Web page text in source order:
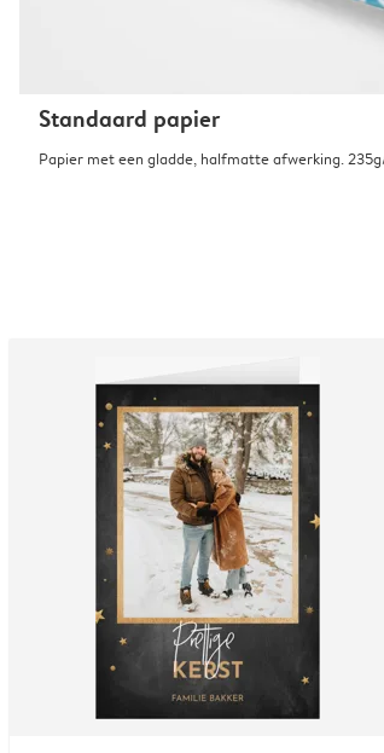
Standaard papier
Papier met een gladde, halfmatte afwerking.